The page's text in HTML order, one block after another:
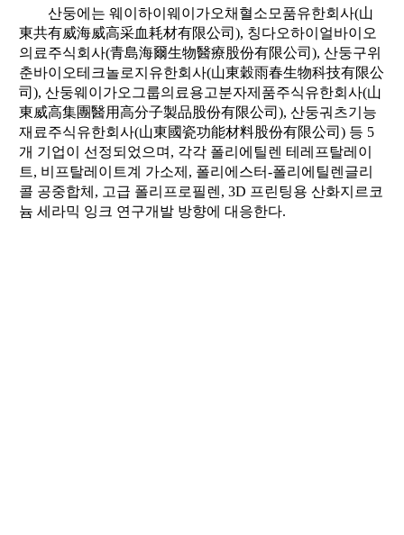
산둥에는 웨이하이웨이가오채혈소모품유한회사(山
東共有威海威高采血耗材有限公司), 칭다오하이얼바이오
의료주식회사(青島海爾生物醫療股份有限公司), 산둥구위
춘바이오테크놀로지유한회사(山東穀雨春生物科技有限公
司), 산둥웨이가오그룹의료용고분자제품주식유한회사(山
東威高集團醫用高分子製品股份有限公司), 산둥궈츠기능
재료주식유한회사(山東國瓷功能材料股份有限公司) 등 5
개 기업이 선정되었으며, 각각 폴리에틸렌 테레프탈레이
트, 비프탈레이트계 가소제, 폴리에스터-폴리에틸렌글리
콜 공중합체, 고급 폴리프로필렌, 3D 프린팅용 산화지르코
늄 세라믹 잉크 연구개발 방향에 대응한다.